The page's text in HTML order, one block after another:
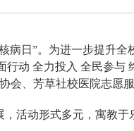
病日”。为进一步提升
行动 全力投入 全民参与
会、芳草社校医院志愿服
活动形式多元，寓教于